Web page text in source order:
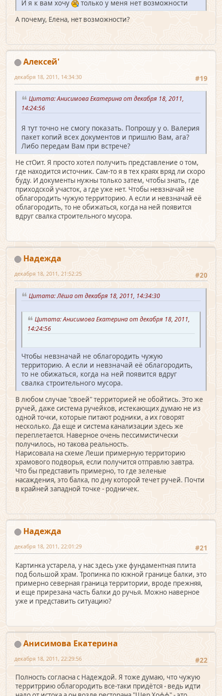
И я к вам хочу только у меня нет возможности
А почему, Елена, нет возможности?
Алексей'
#19
декабря 18, 2011, 14:34:30
Цитата: Анисимова Екатерина от декабря 18, 2011,
14:24:56
Я тут точно не смогу показать. Попрошу у о. Валерия
пакет копий всех документов и пришлю Вам, ага?
Либо передам Вам при встрече?
Не стОит. Я просто хотел получить представление о том,
где находится источник. Сам-то я в тех краях вряд ли скоро
буду. И документы нужны только затем, чтобы знать, где
приходской участок, а где уже нет. Чтобы невзначай не
облагородить чужую территорию. А если и невзначай её
облагородить, то не обижаться, когда на ней появится
вдруг свалка строительного мусора.
Надежда
#20
декабря 18, 2011, 21:52:25
Цитата: Лёша от декабря 18, 2011, 14:34:30
Цитата: Анисимова Екатерина от декабря 18, 2011,
14:24:56
Чтобы невзначай не облагородить чужую
территорию. А если и невзначай её облагородить,
то не обижаться, когда на ней появится вдруг
свалка строительного мусора.
В любом случае "своей" территорией не обойтись. Это же
ручей, даже система ручейков, истекающих думаю не из
одной точки, которые питают родники, а их говорят
несколько. Да еще и система канализации здесь же
переплетается. Наверное очень пессимистически
получилось, но такова реальность.
Нарисовала на схеме Леши примерную территорию
храмового подворья, если получится отправлю завтра.
Что бы представить примерно, то где зеленые
насаждения, это балка, по дну которой течет ручей. Почти
в крайней западной точке - родничек.
Надежда
#21
декабря 18, 2011, 22:01:29
Картинка устарела, у нас здесь уже фундаментная плита
под большой храм. Тропинка по южной границе балки, это
примерно северная граница территории, вроде прежняя,
и еще прирезана часть балки до ручья. Можно наверное
уже и представить ситуацию?
Анисимова Екатерина
#22
декабря 18, 2011, 22:29:56
Полность согласна с Надеждой. Я тоже думаю, что чужую
территррию облагородить все-таки придётся - ведь идти